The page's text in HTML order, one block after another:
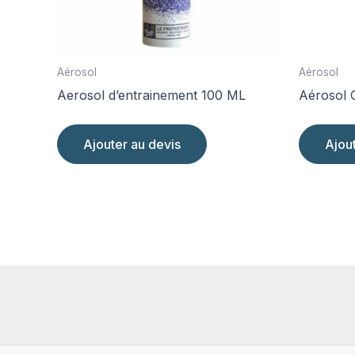
Aérosol
Aerosol d’entrainement 100 ML
Ajouter au devis
Aérosol
Aérosol